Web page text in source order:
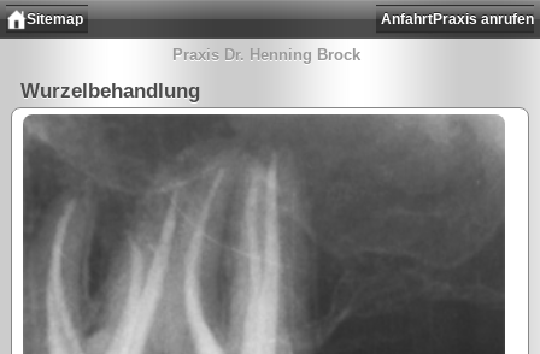
Sitemap Praxis anrufen
Anfahrt
Praxis Dr. Henning Brock
Wurzelbehandlung